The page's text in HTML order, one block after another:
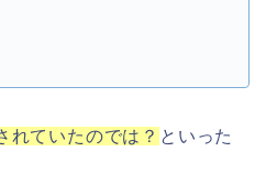
れていたのでは？ といった